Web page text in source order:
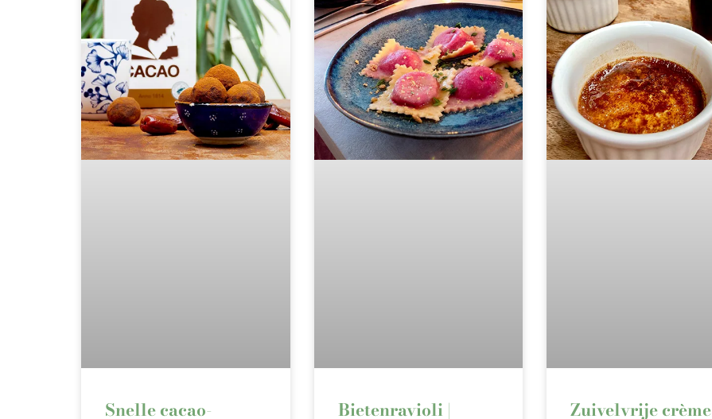
Snelle cacao- Bietenravioli | Zuivelvrije crème